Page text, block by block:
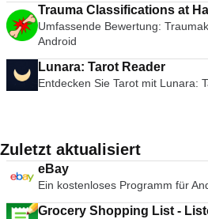
Trauma Classifications at
Umfassende Bewertung:
Android
Lunara: Tarot Reader
Entdecken Sie Tarot mit Lunara:
Zuletzt aktualisiert
eBay
Ein kostenloses Programm für
Grocery Shopping List -